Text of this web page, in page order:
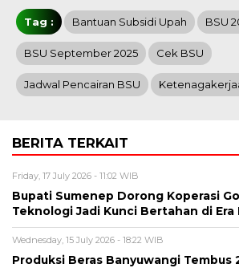
Tag : Bantuan Subsidi Upah BSU
BSU September 2025 Cek BSU
Jadwal Pencairan BSU
BERITA TERKAIT
Friday, 17 July 2026 - 11:02 WIB
Bupati Sumenep Dorong Koperasi
Teknologi Jadi Kunci Bertahan di Era
Wednesday, 15 July 2026 - 18:22 WIB
Produksi Beras Banyuwangi Tembus